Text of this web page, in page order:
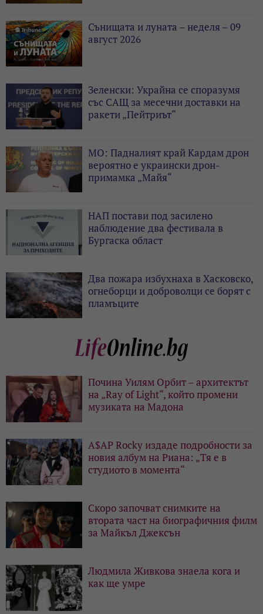
Сънищата и луната – неделя – 09
август 2026
Зеленски: Украйна се споразумя
със САЩ за месечни доставки на
ракети „Пейтриът“
МО: Падналият край Кардам дрон
вероятно е украински дрон-
примамка „Майя“
НАП постави под засилено
наблюдение два фестивала в
Бургаска област
Два пожара избухнаха в Хасковско,
огнеборци и доброволци се борят с
пламъците
Почина Уилям Орбит – архитектът
на „Ray of Light“, който промени
музиката на Мадона
A$AP Rocky издаде подробности за
новия албум на Риана: „Тя е в
студиото в момента“
Скоро започват снимките на
втората част на биографичния филм
за Майкъл Джексън
Людмила Живкова знаела кога и
как ще умре